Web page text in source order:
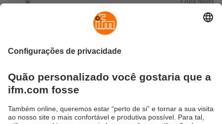
• IP67 / IP69K
PV
-1…25
• Saída de
• IO-Link
software
de